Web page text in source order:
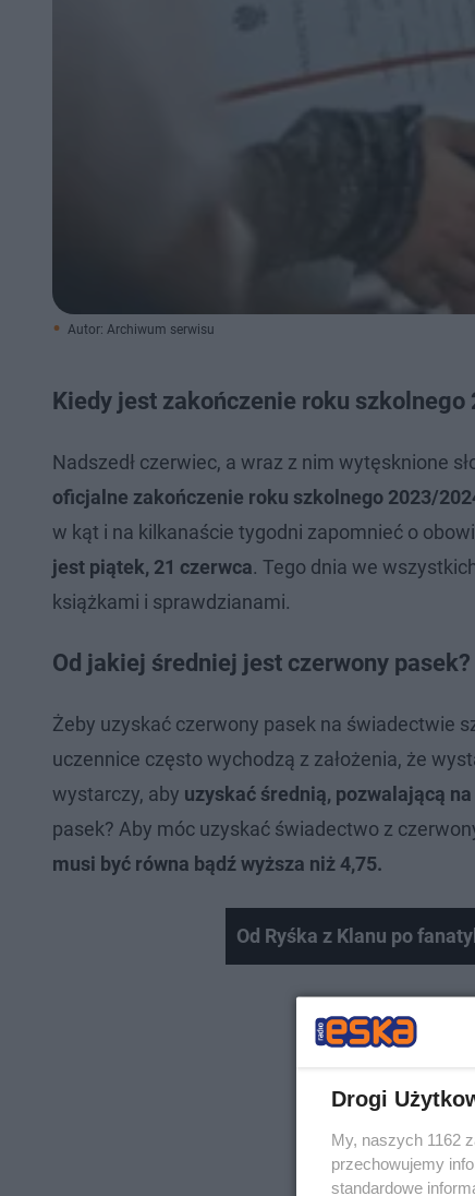
Autor: Archiwum serwisu
Kiedy jest zakończenie roku szkolnego
Nadszedł czerwiec, a wraz z nim wytęsknione
oficjalne zakończenie roku szkolnego 2023/
w kąt i na kilkanaście tygodni zapomnieć o
jest piątek, 21 czerwca. Tego dnia we
książkami i sprawdzianami.
Od jakiej średniej jest czerwony pasek?
Żeby uzyskać czerwony pasek na świadectwie
uczennice często wychodzą z założenia, że
wystarczy, aby uzyskać średnią, pozwalającą
pasek? Aby móc uzyskać świadectwo z
musi być równa bądź wyższa niż 4,75.
Od Ryśka z Klanu po
Drogi
My, naszych 1162
przechowujemy
standardowe